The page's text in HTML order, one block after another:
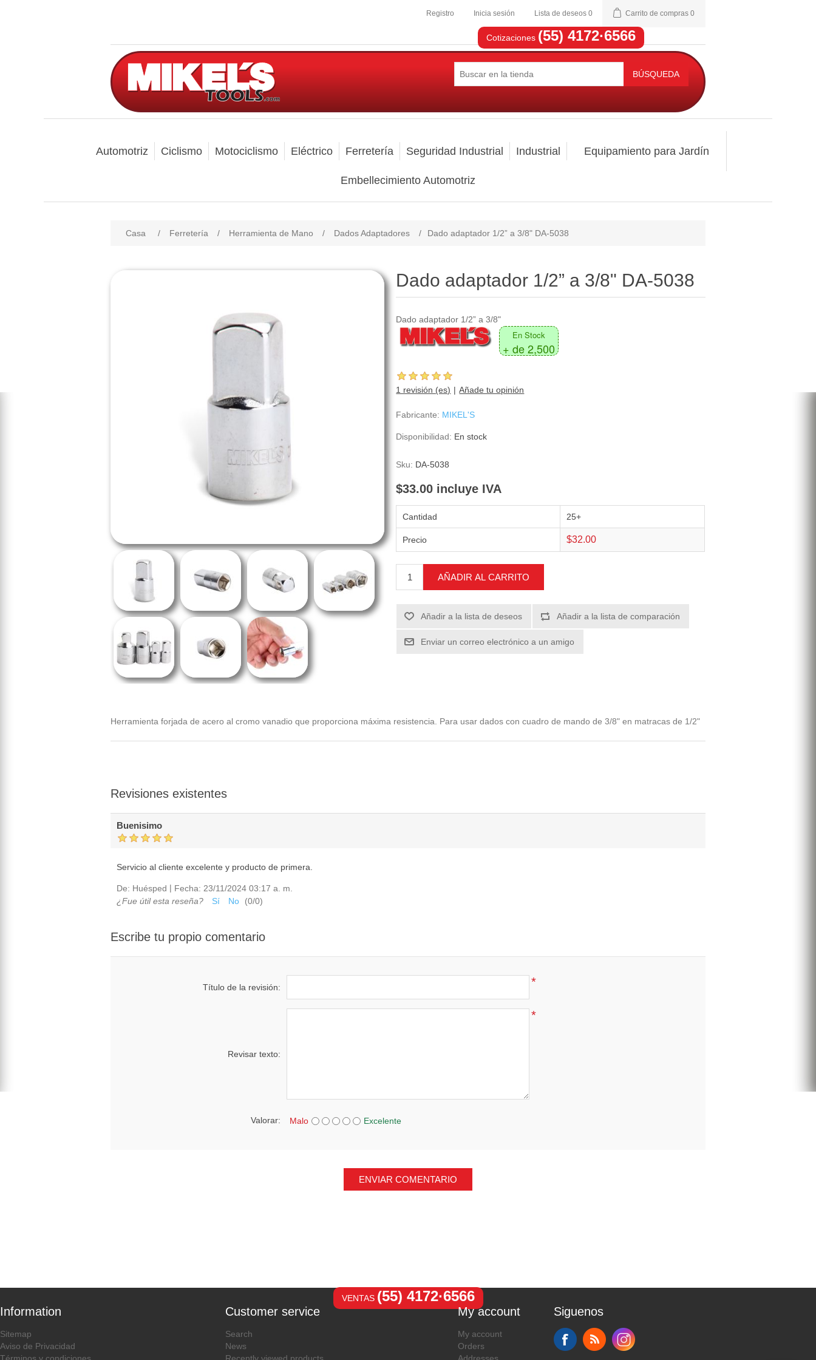
Registro Inicia sesión Lista de deseos 0 Carrito de compras 0
Cotizaciones (55) 4172·6566
BÚSQUEDA
Automotriz Ciclismo Motociclismo Eléctrico Ferretería Seguridad Industrial Industrial Equipamiento para Jardín
Embellecimiento Automotriz
Casa / Ferretería / Herramienta de Mano / Dados Adaptadores / Dado adaptador 1/2” a 3/8" DA-5038
Dado adaptador 1/2” a 3/8" DA-5038
Dado adaptador 1/2” a 3/8"
En Stock
+ de 2,500
1 revisión (es) Añade tu opinión
Fabricante: MIKEL'S
Disponibilidad: En stock
Sku: DA-5038
$33.00 incluye IVA
Cantidad 25+
Precio $32.00
AÑADIR AL CARRITO
Añadir a la lista de deseos Añadir a la lista de comparación
Enviar un correo electrónico a un amigo
Herramienta forjada de acero al cromo vanadio que proporciona máxima resistencia. Para usar dados con cuadro de mando de 3/8" en matracas de 1/2"
Revisiones existentes
Buenisimo
Servicio al cliente excelente y producto de primera.
De: Huésped | Fecha: 23/11/2024 03:17 a. m.
¿Fue útil esta reseña?
Sí No (0/0)
Escribe tu propio comentario
Título de la revisión: *
Revisar texto:
*
Valorar: Malo Excelente
ENVIAR COMENTARIO
VENTAS (55) 4172·6566
Information
Sitemap
Aviso de Privacidad
Customer service
Search
News
My account
My account
Orders
Siguenos